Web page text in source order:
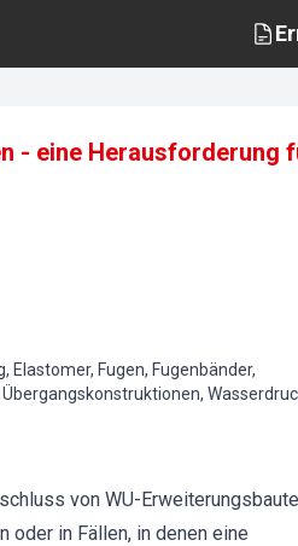
- eine Herausforderung
Fugen, Fugenbänder,
von WU-
oder in Fällen, in denen eine